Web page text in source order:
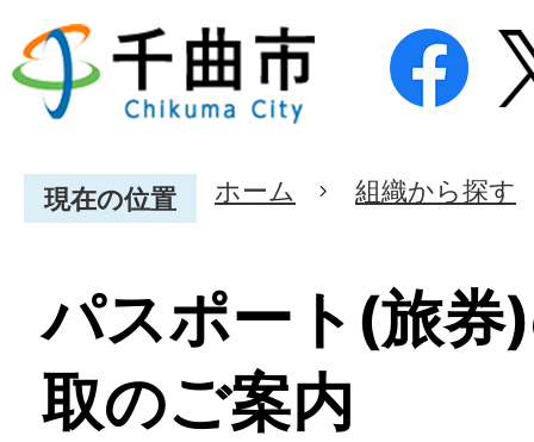
現在の位置 ホーム 組織から探す
パスポート(旅券
取のご案内